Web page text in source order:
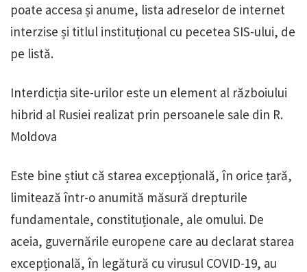
poate accesa și anume, lista adreselor de internet
interzise și titlul instituțional cu pecetea SIS-ului, de
pe listă.
Interdicția site-urilor este un element al războiului
hibrid al Rusiei realizat prin persoanele sale din R.
Moldova
Este bine știut că starea excepțională, în orice țară,
limitează într-o anumită măsură drepturile
fundamentale, constituționale, ale omului. De
aceia, guvernările europene care au declarat starea
excepțională, în legătură cu virusul COVID-19, au